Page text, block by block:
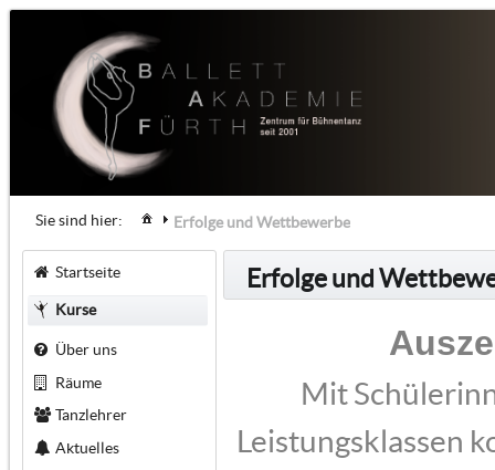
Sie sind hier: Erfolge und Wettbewerbe
Startseite
Kurse
Über uns
Räume
Tanzlehrer
Aktuelles
Erfolge und
Mit
Leistungsklassen